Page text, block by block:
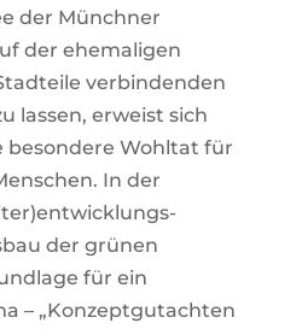
der Münchner
der ehemaligen
verbindenden
lassen, erweist sich
besondere Wohltat für
In der
der grünen
für ein
– „Konzeptgutachten